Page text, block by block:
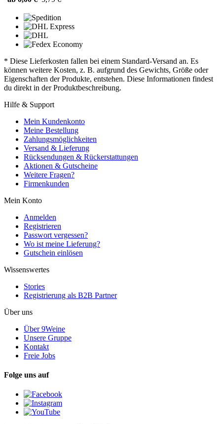
* Diese Lieferkosten fallen bei einem Standard-Versand an. Es
können weitere Kosten, z. B. aufgrund des Gewichts, Größe oder
Eigenschaften der Produkte, entstehen. Diese Informationen findest
du direkt in der Produktbeschreibung.
Hilfe & Support
Mein Kundenkonto
Meine Bestellung
Zahlungsmöglichkeiten
Versand & Lieferung
Rücksendungen & Rückerstattungen
Aktionen & Gutscheine
Weitere Fragen?
Firmenkunden
Mein Konto
Anmelden
Registrieren
Passwort vergessen?
Wo ist meine Lieferung?
Gutschein einlösen
Wissenswertes
Stories
Registrierung als B2B Partner
Über uns
Über 9Weine
Unsere Gruppe
Kontakt
Freie Jobs
Folge uns auf